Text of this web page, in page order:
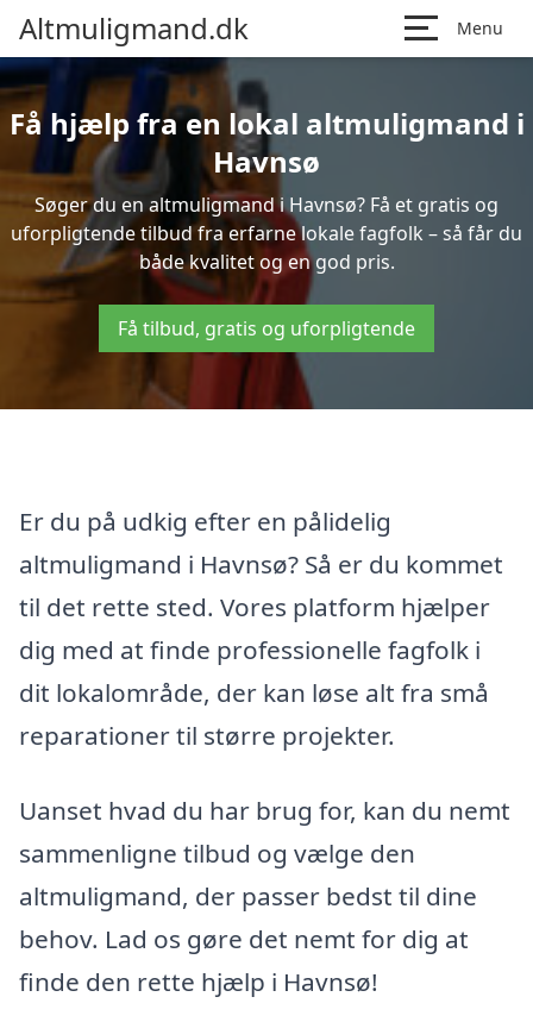
Altmuligmand.dk Menu
Få hjælp fra en lokal altmuligmand i
Havnsø
Søger du en altmuligmand i Havnsø? Få et gratis og
uforpligtende tilbud fra erfarne lokale fagfolk – så får du
både kvalitet og en god pris.
Få tilbud, gratis og uforpligtende
Er du på udkig efter en pålidelig
altmuligmand i Havnsø? Så er du kommet
til det rette sted. Vores platform hjælper
dig med at finde professionelle fagfolk i
dit lokalområde, der kan løse alt fra små
reparationer til større projekter.
Uanset hvad du har brug for, kan du nemt
sammenligne tilbud og vælge den
altmuligmand, der passer bedst til dine
behov. Lad os gøre det nemt for dig at
finde den rette hjælp i Havnsø!